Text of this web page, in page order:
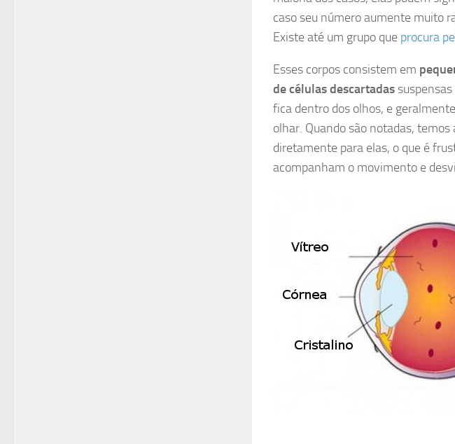
caso seu número aumente muito
Existe até um grupo que procura
Esses corpos consistem em
de células descartadas
fica dentro dos olhos, e
olhar. Quando são notadas,
diretamente para elas, o que é
acompanham o movimento e